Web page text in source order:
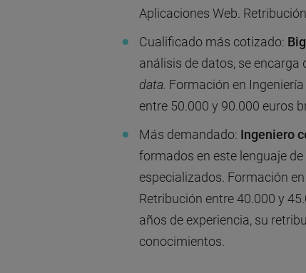
Aplicaciones Web.
Cualificado más cotizado:
análisis de datos, se encarga
data. Formación en
entre 50.000 y 90.000 euros
Más demandado: Ingeniero
formados en este lenguaje
especializados. Formación
Retribución entre 40.000 y
años de experiencia, su
conocimientos.